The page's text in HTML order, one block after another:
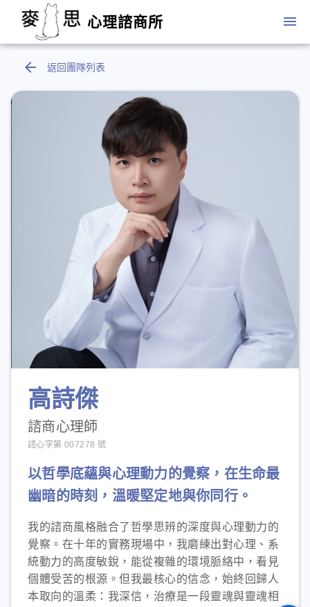
心理諮商所 menu
arrow_back 返回團隊列表
高詩傑
諮商心理師
諮心字第 007278 號
以哲學底蘊與心理動力的覺察，在生命最
幽暗的時刻，溫暖堅定地與你同行。
我的諮商風格融合了哲學思辨的深度與心理動力的
覺察。在十年的實務現場中，我磨練出對心理、系
統動力的高度敏銳，能從複雜的環境脈絡中，看見
個體受苦的根源。但我最核心的信念，始終回歸人
本取向的溫柔：我深信，治療是一段靈魂與靈魂相